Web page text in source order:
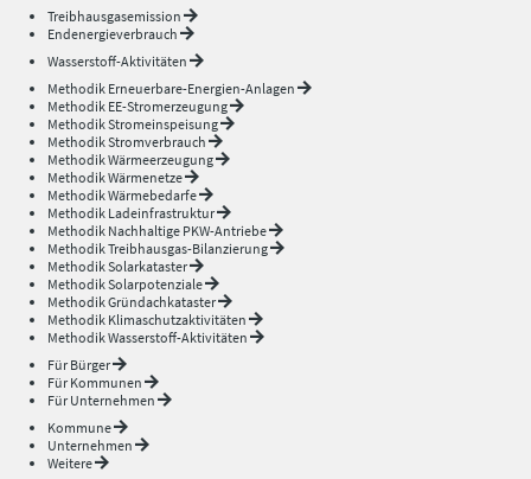
Treibhausgasemission
Endenergieverbrauch
Wasserstoff-Aktivitäten
Methodik Erneuerbare-Energien-Anlagen
Methodik EE-Stromerzeugung
Methodik Stromeinspeisung
Methodik Stromverbrauch
Methodik Wärmeerzeugung
Methodik Wärmenetze
Methodik Wärmebedarfe
Methodik Ladeinfrastruktur
Methodik Nachhaltige PKW-Antriebe
Methodik Treibhausgas-Bilanzierung
Methodik Solarkataster
Methodik Solarpotenziale
Methodik Gründachkataster
Methodik Klimaschutzaktivitäten
Methodik Wasserstoff-Aktivitäten
Für Bürger
Für Kommunen
Für Unternehmen
Kommune
Unternehmen
Weitere